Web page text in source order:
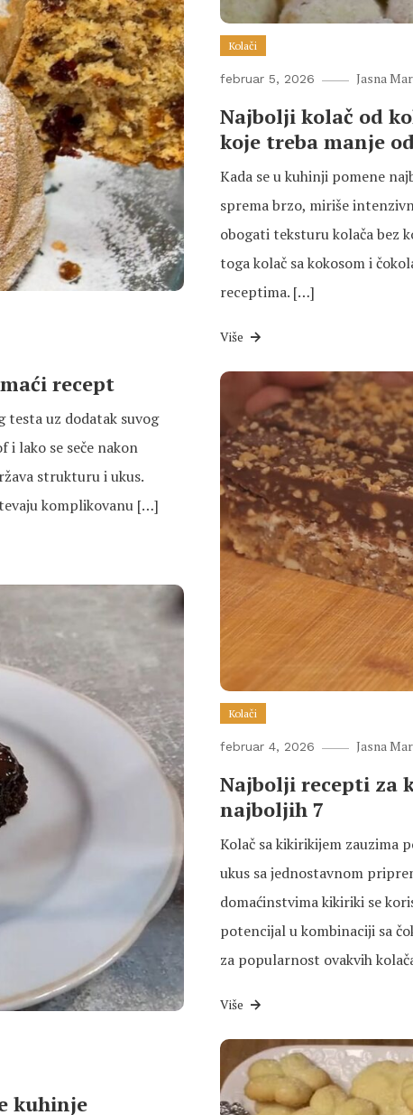
Kolači
februar 5, 2026 Jasna
Najbolji kolač od
koje treba manje
Kada se u kuhinji pomene
sprema brzo, miriše
obogati teksturu kolača bez
toga kolač sa kokosom i
receptima. […]
Više
recept
testa uz dodatak suvog
i lako se seče nakon
strukturu i ukus.
komplikovanu […]
Kolači
februar 4, 2026 Jasna
Najbolji recepti za
najboljih 7
Kolač sa kikirikijem zauzima
ukus sa jednostavnom
domaćinstvima kikiriki se
potencijal u kombinaciji sa
za popularnost ovakvih
Više
kuhinje